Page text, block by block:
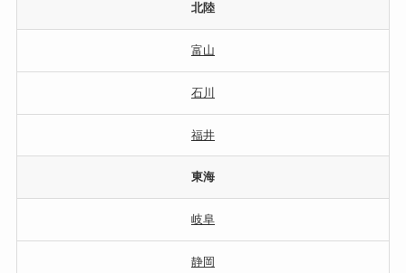
北陸
富山
石川
福井
東海
岐阜
静岡